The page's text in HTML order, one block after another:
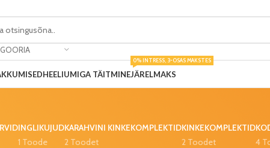
HEELIUMIGA TÄITMINEJÄRELMAKS
0% INTRESS, 3-OSAS MAKSTES
INGLIKUJUD
1 Toode
KARAHVINI KINKEKOMPLEKTID
2 Toodet
KINKEKOMPLEKTID
2 Toodet
4